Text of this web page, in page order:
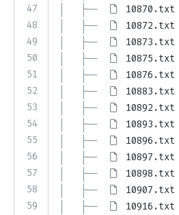
47
48
49
50
51
52
53
54
55
56
57
58
59
│   ├──
10870.txt
│   ├──
10872.txt
│   ├──
10873.txt
│   ├──
10875.txt
│   ├──
10876.txt
│   ├──
10883.txt
│   ├──
10892.txt
│   ├──
10893.txt
│   ├──
10896.txt
│   ├──
10897.txt
│   ├──
10898.txt
│   ├──
10907.txt
│   ├──
10916.txt